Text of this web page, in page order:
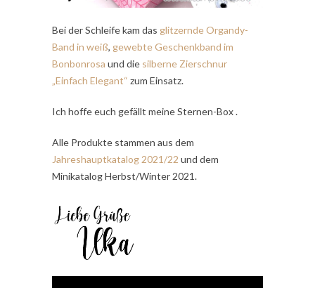
Bei der Schleife kam das glitzernde Organdy-
Band in weiß, gewebte Geschenkband im
Bonbonrosa und die silberne Zierschnur
„Einfach Elegant“ zum Einsatz.
Ich hoffe euch gefällt meine Sternen-Box .
Alle Produkte stammen aus dem
Jahreshauptkatalog 2021/22 und dem
Minikatalog Herbst/Winter 2021.